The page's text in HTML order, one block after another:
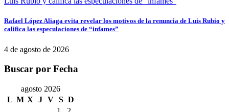
Rafael López Aliaga evita revelar los motivos de la renuncia de Luis Rubio y
califica las especulaciones de “infames”
4 de agosto de 2026
Buscar por Fecha
agosto 2026
L M X J V S D